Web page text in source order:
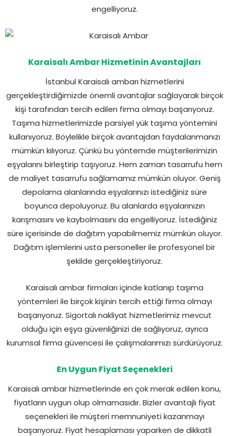
engelliyoruz.
Karaisalı Ambar Hizmetinin Avantajları
İstanbul Karaisalı ambarı hizmetlerini
gerçekleştirdiğimizde önemli avantajlar sağlayarak birçok
kişi tarafından tercih edilen firma olmayı başarıyoruz.
Taşıma hizmetlerimizde parsiyel yük taşıma yöntemini
kullanıyoruz. Böylelikle birçok avantajdan faydalanmanızı
mümkün kılıyoruz. Çünkü bu yöntemde müşterilerimizin
eşyalarını birleştirip taşıyoruz. Hem zaman tasarrufu hem
de maliyet tasarrufu sağlamamız mümkün oluyor. Geniş
depolama alanlarında eşyalarınızı istediğiniz süre
boyunca depoluyoruz. Bu alanlarda eşyalarınızın
karışmasını ve kaybolmasını da engelliyoruz. İstediğiniz
süre içerisinde de dağıtım yapabilmemiz mümkün oluyor.
Dağıtım işlemlerini usta personeller ile profesyonel bir
şekilde gerçekleştiriyoruz.
Karaisalı ambar firmaları içinde katlanıp taşıma
yöntemleri ile birçok kişinin tercih ettiği firma olmayı
başarıyoruz. Sigortalı nakliyat hizmetlerimiz mevcut
olduğu için eşya güvenliğinizi de sağlıyoruz, ayrıca
kurumsal firma güvencesi ile çalışmalarımızı sürdürüyoruz.
En Uygun Fiyat Seçenekleri
Karaisalı ambar hizmetlerinde en çok merak edilen konu,
fiyatların uygun olup olmamasıdır. Bizler avantajlı fiyat
seçenekleri ile müşteri memnuniyeti kazanmayı
başarıyoruz. Fiyat hesaplaması yaparken de dikkatli